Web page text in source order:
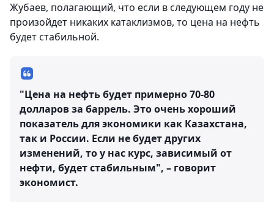
Жубаев, полагающий, что если в следующем году не
произойдет никаких катаклизмов, то цена на нефть
будет стабильной.
"Цена на нефть будет примерно 70-80
долларов за баррель. Это очень хороший
показатель для экономики как Казахстана,
так и России. Если не будет других
изменений, то у нас курс, зависимый от
нефти, будет стабильным", – говорит
экономист.